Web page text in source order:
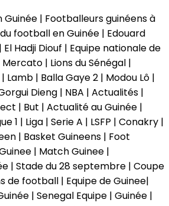
| Footballeurs guinéens à
football en Guinée | Edouard
El Hadji Diouf | Equipe nationale de
| Lions du Sénégal |
Lamb | Balla Gaye 2 | Modou Lô |
Dieng | NBA | Actualités |
| But | Actualité au Guinée |
1 | Liga | Serie A | LSFP | Conakry |
| Basket Guineens | Foot
| Match Guinee |
| Stade du 28 septembre | Coupe
de football | Equipe de Guinee|
| Senegal Equipe | Guinée |